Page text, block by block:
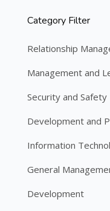
Skip [Cocoon] Course
Category Filter
Relationship
Management and
Security and Safety
Development and
Information
General
Development